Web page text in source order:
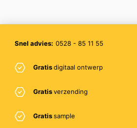
Snel advies: 0528 - 85 11 55
Gratisdigitaal ontwerp
Gratisverzending
Gratissample